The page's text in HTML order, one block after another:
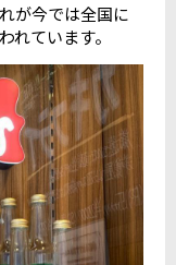
が今では全国に
れています。